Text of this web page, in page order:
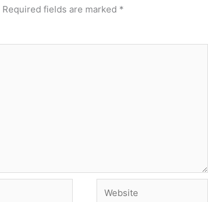
Required fields are marked *